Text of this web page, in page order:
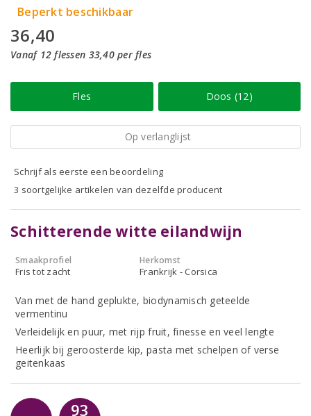
Beperkt beschikbaar
36,40
Vanaf 12 flessen 33,40 per fles
Fles Doos (12)
Op verlanglijst
Schrijf als eerste een beoordeling
3 soortgelijke artikelen van dezelfde producent
Schitterende witte eilandwijn
Smaakprofiel
Fris tot zacht
Herkomst
Frankrijk - Corsica
Van met de hand geplukte, biodynamisch geteelde
vermentinu
Verleidelijk en puur, met rijp fruit, finesse en veel lengte
Heerlijk bij geroosterde kip, pasta met schelpen of verse
geitenkaas
93